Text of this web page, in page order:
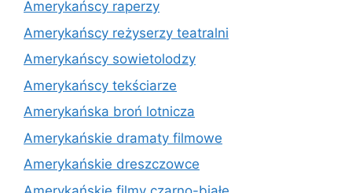
Amerykańscy raperzy
Amerykańscy reżyserzy teatralni
Amerykańscy sowietolodzy
Amerykańscy tekściarze
Amerykańska broń lotnicza
Amerykańskie dramaty filmowe
Amerykańskie dreszczowce